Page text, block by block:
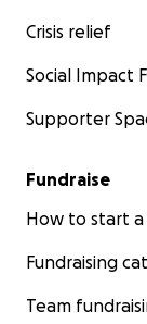
Crisis relief
Social Impact
Supporter
Fundraise
How to start a
Fundraising
Team